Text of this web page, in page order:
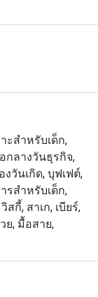
สเต็กทูน่าใน
านตกแต่ง
ครอบครัว
ะสำหรับเด็ก,
กลางวันธุรกิจ,
วันเกิด, บุฟเฟต์,
รสำหรับเด็ก,
กี้, สาเก, เบียร์,
ย, มื้อสาย,